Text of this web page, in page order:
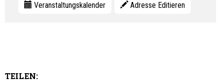
Veranstaltungskalender Adresse Editieren
TEILEN: